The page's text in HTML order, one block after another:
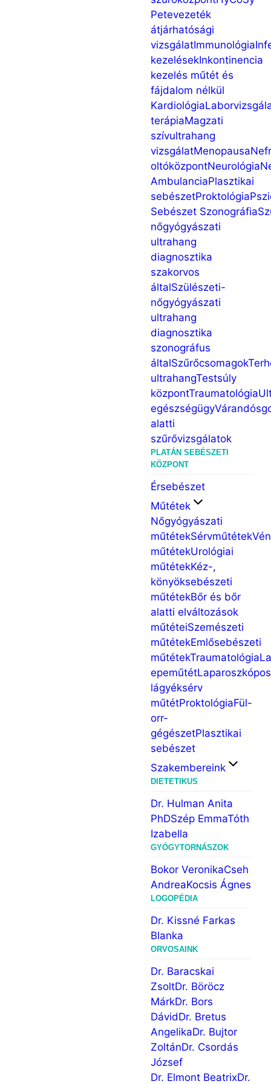
Petevezeték
átjárhatósági
vizsgálatImmunológia
kezelésekInkontinencia
kezelés műtét és
fájdalom nélkül
Kardiológia
terápiaMagzati
szívultrahang
vizsgálatMenopausa
oltóközpontNeurológia
AmbulanciaPlasztikai
sebészetProktológia
Sebészet Szonográfia
nőgyógyászati
ultrahang
diagnosztika
szakorvos
általSzülészeti-
nőgyógyászati
ultrahang
diagnosztika
szonográfus
általSzűrőcsomagok
ultrahangTestsúly
központTraumatológia
egészségügy
alatti
szűrővizsgálatok
PLATÁN SEBÉSZETI
KÖZPONT
Érsebészet
Műtétek
Nőgyógyászati
műtétekSérvműtétek
műtétekUrológiai
műtétekKéz-,
könyöksebészeti
műtétekBőr és bőr
alatti elváltozások
műtéteiSzemészeti
műtétekEmlősebészeti
műtétekTraumatológia
epeműtétLaparoszkópos
lágyéksérv
műtétProktológiaFül-
orr-
gégészetPlasztikai
sebészet
Szakembereink
DIETETIKUS
Dr. Hulman Anita
PhDSzép EmmaTóth
Izabella
GYÓGYTORNÁSZOK
Bokor VeronikaCseh
AndreaKocsis Ágnes
LOGOPÉDIA
Dr. Kissné Farkas
Blanka
ORVOSAINK
Dr. Baracskai
ZsoltDr. Böröcz
MárkDr. Bors
DávidDr. Bretus
AngelikaDr. Bujtor
ZoltánDr. Csordás
József
Dr. Elmont BeatrixDr.